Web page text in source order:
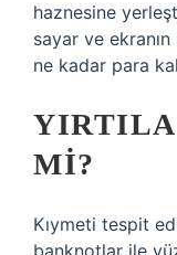
haznesine
sayar ve
ne kadar para
MI?
Kıymeti tespit
banknotlar ile